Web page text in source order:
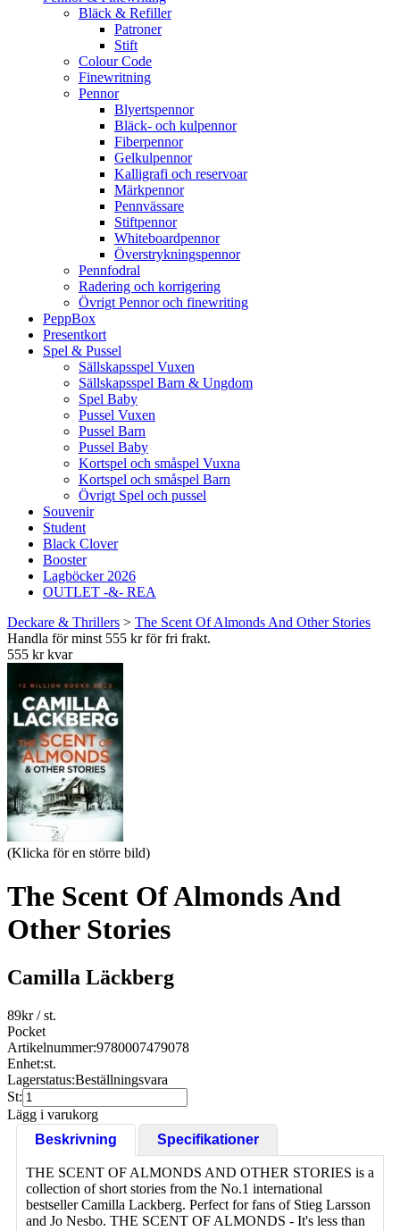
Bläck & Refiller
Patroner
Stift
Colour Code
Finewritning
Pennor
Blyertspennor
Bläck- och kulpennor
Fiberpennor
Gelkulpennor
Kalligrafi och reservoar
Märkpennor
Pennvässare
Stiftpennor
Whiteboardpennor
Överstrykningspennor
Pennfodral
Radering och korrigering
Övrigt Pennor och finewriting
PeppBox
Presentkort
Spel & Pussel
Sällskapsspel Vuxen
Sällskapsspel Barn & Ungdom
Spel Baby
Pussel Vuxen
Pussel Barn
Pussel Baby
Kortspel och småspel Vuxna
Kortspel och småspel Barn
Övrigt Spel och pussel
Souvenir
Student
Black Clover
Booster
Lagböcker 2026
OUTLET -&- REA
Deckare & Thrillers > The Scent Of Almonds And Other Stories
Handla för minst 555 kr för fri frakt.
555 kr kvar
(Klicka för en större bild)
The Scent Of Almonds And
Other Stories
Camilla Läckberg
89kr/ st.
Pocket
Artikelnummer:9780007479078
Enhet:st.
Lagerstatus:Beställningsvara
St:
Lägg i varukorg
Beskrivning
Specifikationer
THE SCENT OF ALMONDS AND OTHER STORIES is a
collection of short stories from the No.1 international
bestseller Camilla Lackberg. Perfect for fans of Stieg Larsson
and Jo Nesbo. THE SCENT OF ALMONDS - It's less than